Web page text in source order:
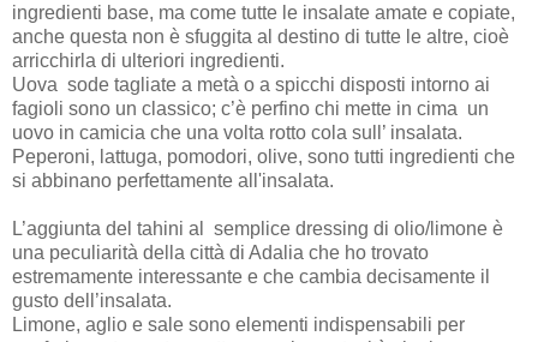
ingredienti base, ma come tutte le insalate amate e copiate,
anche questa non è sfuggita al destino di tutte le altre, cioè
arricchirla di ulteriori ingredienti.
Uova sode tagliate a metà o a spicchi disposti intorno ai
fagioli sono un classico; c’è perfino chi mette in cima un
uovo in camicia che una volta rotto cola sull’ insalata.
Peperoni, lattuga, pomodori, olive, sono tutti ingredienti che
si abbinano perfettamente all'insalata.
L’aggiunta del tahini al
semplice dressing di olio/limone è
una peculiarità della città di Adalia che ho trovato
estremamente interessante e che cambia decisamente il
gusto dell’insalata.
Limone, aglio e sale sono elementi indispensabili per